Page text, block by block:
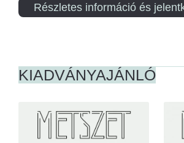
Részletes információ és
KIADVÁNYAJÁNLÓ